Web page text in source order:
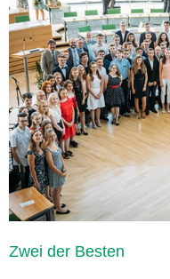
Zwei der Besten